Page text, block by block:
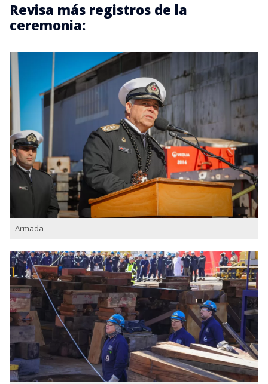
Revisa más registros de la
ceremonia:
Armada